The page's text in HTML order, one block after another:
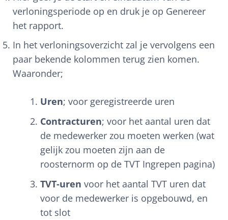
verloningsperiode op en druk je op Genereer
het rapport.
In het verloningsoverzicht zal je vervolgens een
paar bekende kolommen terug zien komen.
Waaronder;
Uren; voor geregistreerde uren
Contracturen; voor het aantal uren dat
de medewerker zou moeten werken (wat
gelijk zou moeten zijn aan de
roosternorm op de TVT Ingrepen pagina)
TVT-uren voor het aantal TVT uren dat
voor de medewerker is opgebouwd, en
tot slot